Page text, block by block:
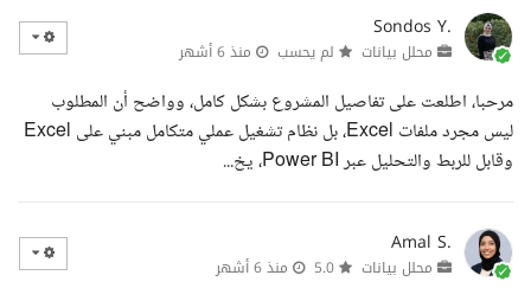
Sondos Y.
محلل بيانات لم يحسب منذ 6 أشهر
مرحبا، اطلعت على تفاصيل المشروع بشكل كامل، وواضح أن المطلوب
ليس مجرد ملفات Excel، بل نظام تشغيل عملي متكامل مبني على Excel
وقابل للربط والتحليل عبر Power BI، يخ...
Amal S.
محلل بيانات منذ 6 أشهر